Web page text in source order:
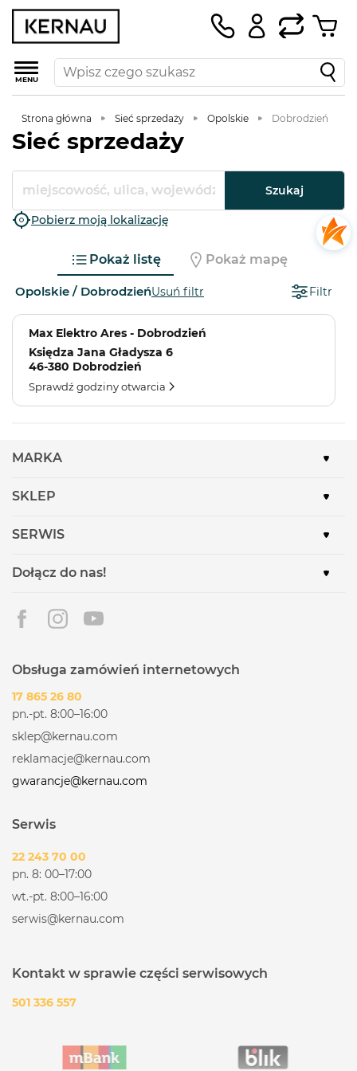
MENU
Strona główna Sieć sprzedaży Opolskie Dobrodzień
Sieć sprzedaży
Szukaj
Pobierz moją lokalizację
Pokaż listę Pokaż mapę
Opolskie / DobrodzieńUsuń filtr Filtr
Max Elektro Ares - Dobrodzień
Księdza Jana Gładysza 6
46-380 Dobrodzień
Sprawdź godziny otwarcia
MARKA
SKLEP
SERWIS
Dołącz do nas!
Obsługa zamówień internetowych
17 865 26 80
pn.-pt. 8:00–16:00
sklep@kernau.com
reklamacje@kernau.com
gwarancje@kernau.com
Serwis
22 243 70 00
pn. 8: 00–17:00
wt.-pt. 8:00–16:00
serwis@kernau.com
Kontakt w sprawie części serwisowych
501 336 557